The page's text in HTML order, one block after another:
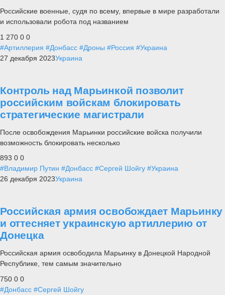
Российские военные, судя по всему, впервые в мире разработали
и использовали робота под названием
1 270 0 0
#Артиллерия #Донбасс #Дроны #Россия #Украина
27 декабря 2023Украина
Контроль над Марьинкой позволит
российским войскам блокировать
стратегические магистрали
После освобождения Марьинки российские войска получили
возможность блокировать несколько
893 0 0
#Владимир Путин #Донбасс #Сергей Шойгу #Украина
26 декабря 2023Украина
Российская армия освобождает Марьинку
и оттесняет украинскую артиллерию от
Донецка
Российская армия освободила Марьинку в Донецкой Народной
Республике, тем самым значительно
750 0 0
#Донбасс #Сергей Шойгу